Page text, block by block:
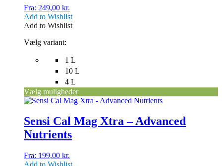
Fra: 249,00 kr.
1 L
10 L
4 L
Vælg variant:
Vælg muligheder
kan
vælges
på
Add to Wishlist
Add to Wishlist
Sensi Cal Mag Xtra – Advanced
Nutrients
Fra: 199,00 kr.
Dette
har
flere
varianter.
kan
vælges